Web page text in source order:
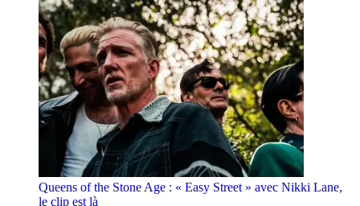
Queens of the Stone Age : « Easy Street » avec Nikki Lane,
le clip est là